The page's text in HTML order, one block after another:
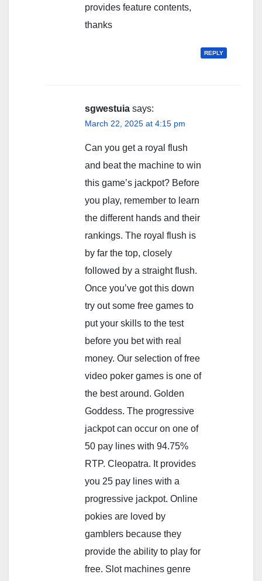
provides feature contents,
thanks
REPLY
sgwestuia says:
March 22, 2025 at 4:15 pm
Can you get a royal flush
and beat the machine to win
this game’s jackpot? Before
you play, remember to learn
the different hands and their
rankings. The royal flush is
by far the top, closely
followed by a straight flush.
Once you’ve got this down
try out some free games to
put your skills to the test
before you bet with real
money. Our selection of free
video poker games is one of
the best around. Golden
Goddess. The progressive
jackpot can occur on one of
50 pay lines with 94.75%
RTP. Cleopatra. It provides
you 25 pay lines with a
progressive jackpot. Online
pokies are loved by
gamblers because they
provide the ability to play for
free. Slot machines genre